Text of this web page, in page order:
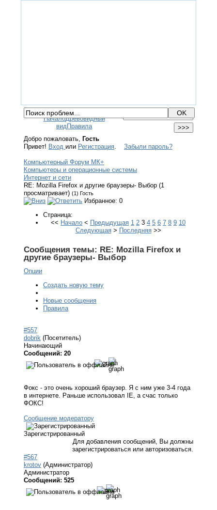
НачалоДревовидный
видПравила
Добро пожаловать, Гость
Привет! Вход или Регистрация. Забыли пароль?
Компьютерный Форум МК+
Компьютеры и операционные системы
Интернет и сети
RE: Mozilla Firefox и другие браузеры- Выбор (1
просматривает) (1) Гость
Избранное: 0
Страница:
<< Начало < Предыдущая 1 2 3 4 5 6 7 8 9 10
Следующая> Последняя>>
Сообщения темы: RE: Mozilla Firefox и
другие браузеры- Выбор
Опции
Создать новую тему
Новые сообщения
Правила
#557
dobrik (Посетитель)
Начинающий
Сообщений: 20
Фокс - это очень хороший браузер. Я с ним уже 3-4 года
в интернете. Раньше использовал IE, а счас только
ФОКС!
Сообщение модератору
Зарегистрированный
Для добавления сообщений, Вы должны
зарегистрироваться или авторизоваться.
#567
krotov (Администратор)
Администратор
Сообщений: 525